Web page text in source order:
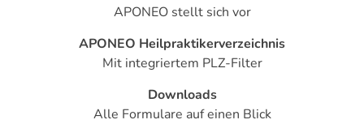
APONEO stellt sich vor
APONEO Heilpraktikerverzeichnis
Mit integriertem PLZ-Filter
Downloads
Alle Formulare auf einen Blick